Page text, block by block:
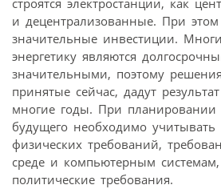
строятся электростанции, как
и децентрализованные. При этом
значительные инвестиции.
энергетику являются
значительными, поэтому
принятые сейчас, дадут
многие годы. При планировании
будущего необходимо учитывать
физических требований,
среде и компьютерным
политические требования.